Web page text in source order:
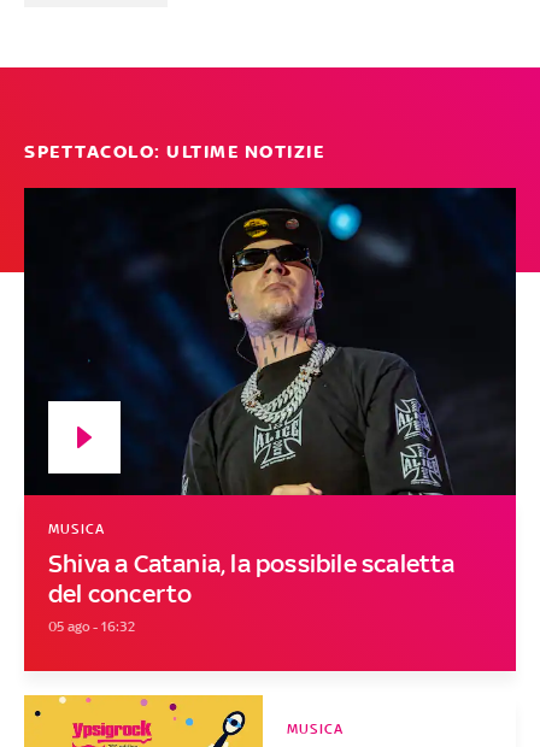
SPETTACOLO: ULTIME NOTIZIE
Shiva a Catania, la possibile scaletta
del concerto
MUSICA
05 ago - 16:32
MUSICA